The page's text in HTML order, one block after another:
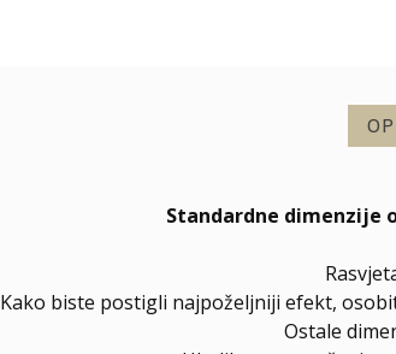
Standardne dimenzije
Kako biste postigli najpoželjniji efekt,
Ostale